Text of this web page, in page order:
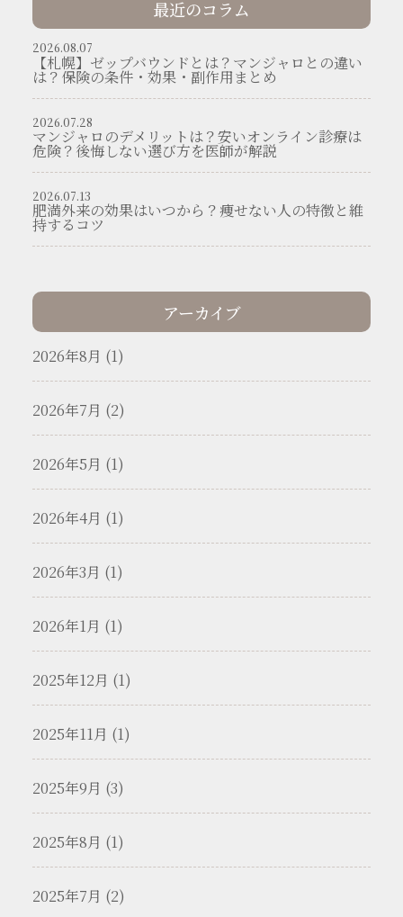
最近のコラム
2026.08.07
【札幌】ゼップバウンドとは？マンジャロとの違い
は？保険の条件・効果・副作用まとめ
2026.07.28
マンジャロのデメリットは？安いオンライン診療は
危険？後悔しない選び方を医師が解説
2026.07.13
肥満外来の効果はいつから？痩せない人の特徴と維
持するコツ
アーカイブ
2026年8月 (1)
2026年7月 (2)
2026年5月 (1)
2026年4月 (1)
2026年3月 (1)
2026年1月 (1)
2025年12月 (1)
2025年11月 (1)
2025年9月 (3)
2025年8月 (1)
2025年7月 (2)